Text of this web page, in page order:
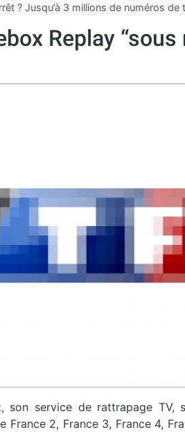
? Jusqu’à 3 millions de numéros de
Replay “sous
son service de rattrapage TV,
France 2, France 3, France 4,